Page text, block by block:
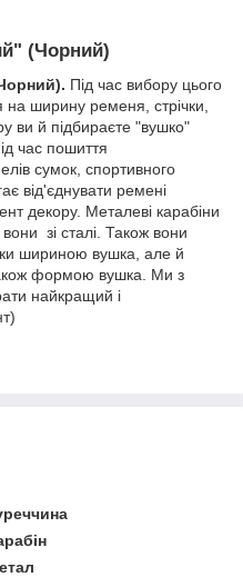
(Чорний)
Під час вибору цього
на ширину ременя, стрічки,
ви й підбираєте "вушко"
час пошиття
сумок, спортивного
від'єднувати ремені
декору. Металеві карабіни
зі сталі. Також вони
шириною вушка, але й
формою вушка. Ми з
найкращий і